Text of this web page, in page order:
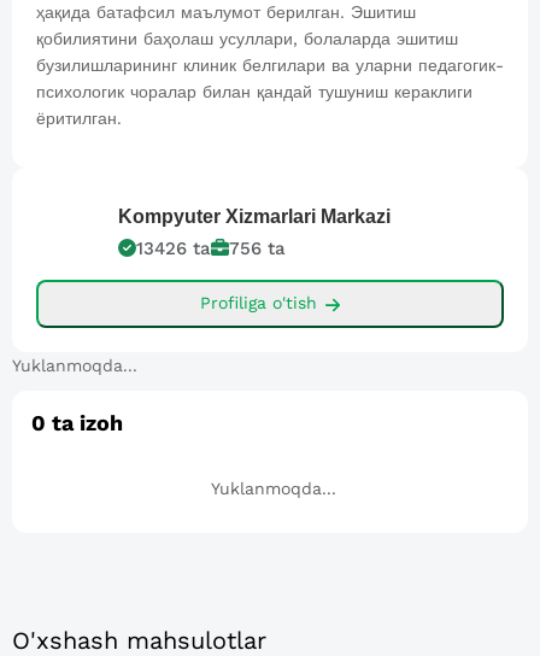
ҳақида батафсил маълумот берилган. Эшитиш
қобилиятини баҳолаш усуллари, болаларда эшитиш
бузилишларининг клиник белгилари ва уларни педагогик-
психологик чоралар билан қандай тушуниш кераклиги
ёритилган.
Kompyuter Xizmarlari Markazi
13426 ta 756 ta
Profiliga o'tish
Yuklanmoqda...
0 ta izoh
Yuklanmoqda...
O'xshash mahsulotlar